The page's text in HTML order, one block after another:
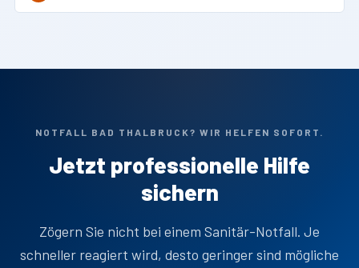
NOTFALL BAD THALBRUCK? WIR HELFEN SOFORT.
Jetzt professionelle Hilfe
sichern
Zögern Sie nicht bei einem Sanitär-Notfall. Je
schneller reagiert wird, desto geringer sind mögliche